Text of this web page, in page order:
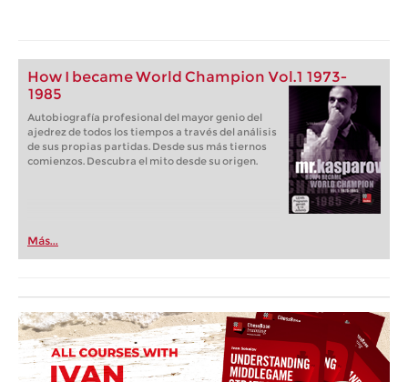
How I became World Champion Vol.1 1973-
1985
Autobiografía profesional del mayor genio del
ajedrez de todos los tiempos a través del análisis
de sus propias partidas. Desde sus más tiernos
comienzos. Descubra el mito desde su origen.
Más...